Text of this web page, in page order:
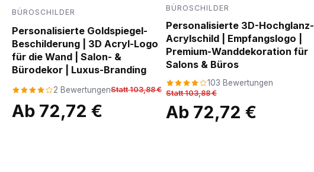
BÜROSCHILDER
Personalisierte Goldspiegel-
Beschilderung | 3D Acryl-Logo
für die Wand | Salon- &
Bürodekor | Luxus-Branding
2 BewertungenStatt 103,88 €
Ab 72,72 €
BÜROSCHILDER
Personalisierte 3D-Hochglanz-
Acrylschild | Empfangslogo |
Premium-Wanddekoration für
Salons & Büros
103 Bewertungen
Statt 103,88 €
Ab 72,72 €